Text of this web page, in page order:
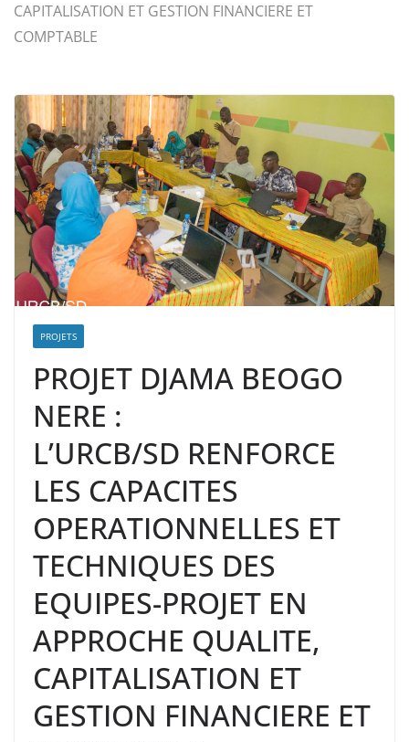
CAPITALISATION ET GESTION FINANCIERE ET
COMPTABLE
PROJETS
PROJET DJAMA BEOGO
NERE :
L’URCB/SD RENFORCE
LES CAPACITES
OPERATIONNELLES ET
TECHNIQUES DES
EQUIPES-PROJET EN
APPROCHE QUALITE,
CAPITALISATION ET
GESTION FINANCIERE ET